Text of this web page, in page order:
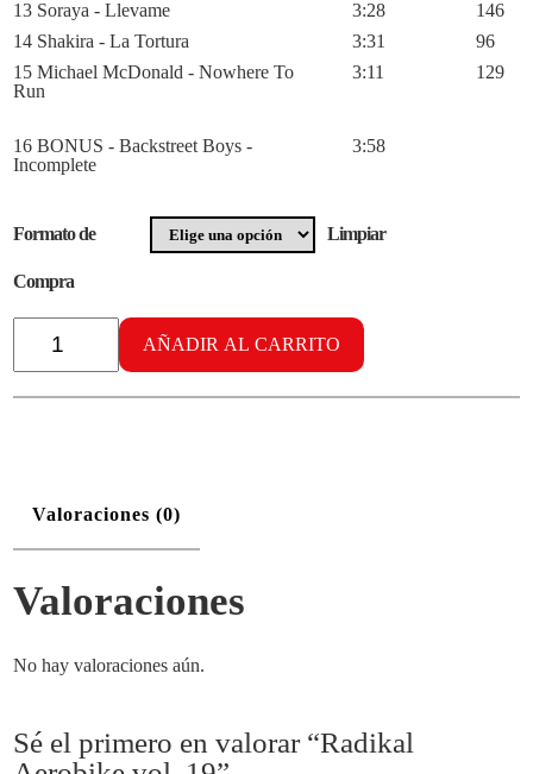
13 Soraya - Llevame
3:28
146
14 Shakira - La Tortura
3:31
96
15 Michael McDonald - Nowhere To
Run
3:11 129
16 BONUS - Backstreet Boys -
Incomplete
3:58
Formato de
Compra
Limpiar
Radikal
Aerobike
cantidad
AÑADIR AL CARRITO
Valoraciones (0)
Valoraciones
No hay valoraciones aún.
Sé el primero en valorar “Radikal